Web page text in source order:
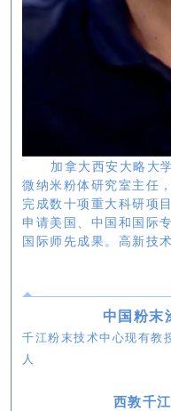
加拿大西安大略大
微纳米粉体研究室主任
完成数十项重大科研项
申请美国、中国和国际
国际师先成果。高新技
中国粉末
千江粉末技术中心现有教
人
西敦千